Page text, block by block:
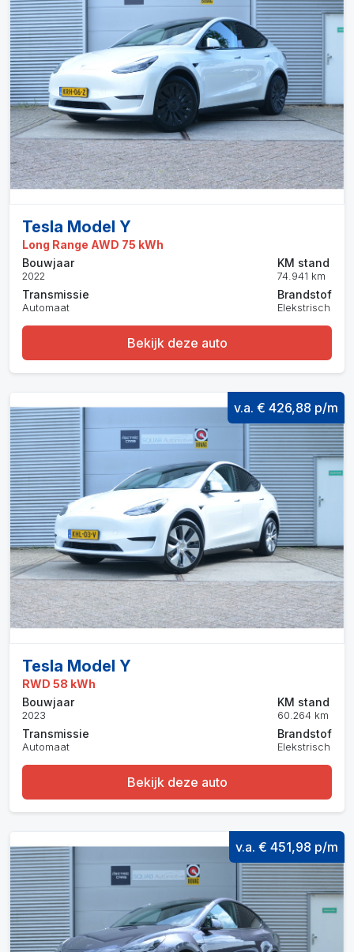
Tesla Model Y
Long Range AWD 75 kWh
Bouwjaar
2022
Transmissie
Automaat
KM stand
74.941 km
Brandstof
Elekstrisch
Bekijk deze auto
v.a. € 426,88 p/m
Tesla Model Y
RWD 58 kWh
Bouwjaar
2023
Transmissie
Automaat
KM stand
60.264 km
Brandstof
Elekstrisch
Bekijk deze auto
v.a. € 451,98 p/m